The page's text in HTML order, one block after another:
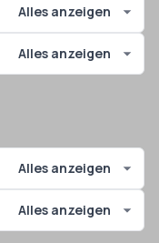
Alles anzeigen
Alles anzeigen
Alles anzeigen
Alles anzeigen